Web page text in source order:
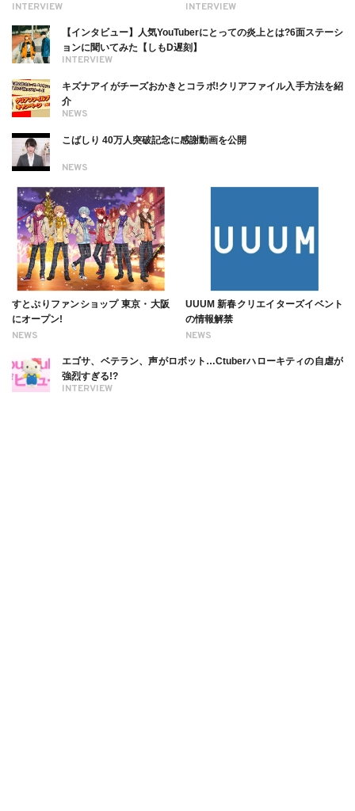
INTERVIEW
る幸せを伝えたい」新事務所加入に
INTERVIEW
理由【インタビュー】
INTERVIEW
【インタビュー】人気YouTuberにとっての炎上とは?6面ステーシ
ョンに聞いてみた【しもD遅刻】
NEWS
キズナアイがチーズおかきとコラボ!クリアファイル入手方法を紹
介
NEWS
こばしり 40万人突破記念に感謝動画を公開
NEWS
すとぷりファンショップ 東京・大阪
にオープン!
NEWS
UUUM 新春クリエイターズイベント
の情報解禁
INTERVIEW
エゴサ、ベテラン、声がロボット…Ctuberハローキティの自虐が
強烈すぎる!?